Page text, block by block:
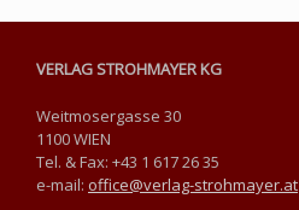
VERLAG STROHMAYER KG
Weitmosergasse 30
1100 WIEN
Tel. & Fax: +43 1 617 26 35
e-mail: office@verlag-strohmayer.at